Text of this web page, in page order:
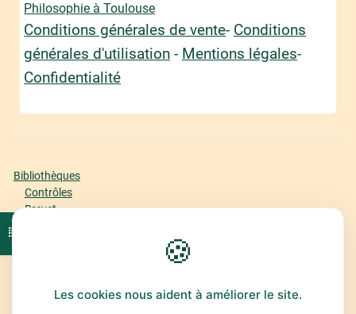
Ouvrir l'index du cours
Philosophie à Toulouse
Conditions générales de vente- Conditions
générales d'utilisation- Mentions légales-
Confidentialité
Bibliothèques
Contrôles
Brevet
Classement
🍪
Les cookies nous aident à améliorer le site.